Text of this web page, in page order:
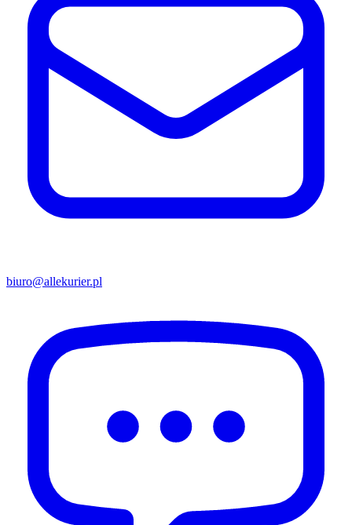
biuro@allekurier.pl